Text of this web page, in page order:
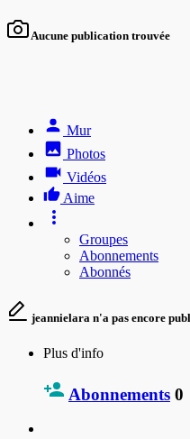
Aucune publication trouvée
Mur
Photos
Vidéos
Aime
Groupes
Abonnements
Abonnés
jeannielara n'a pas encore
Plus d'info
Abonnements 0